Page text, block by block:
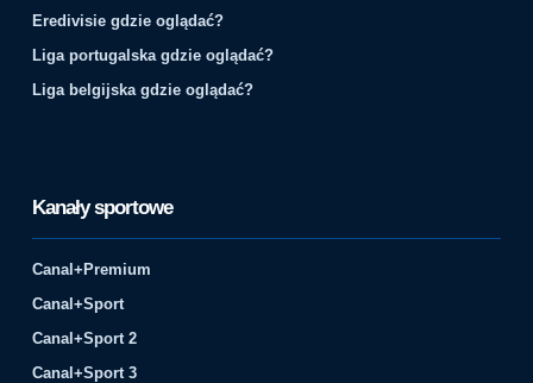
Eredivisie gdzie oglądać?
Liga portugalska gdzie oglądać?
Liga belgijska gdzie oglądać?
Kanały sportowe
Canal+Premium
Canal+Sport
Canal+Sport 2
Canal+Sport 3